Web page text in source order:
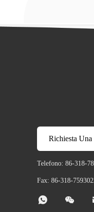
Richiesta Una
Telefono: 86-318-
Fax: 86-318-
 